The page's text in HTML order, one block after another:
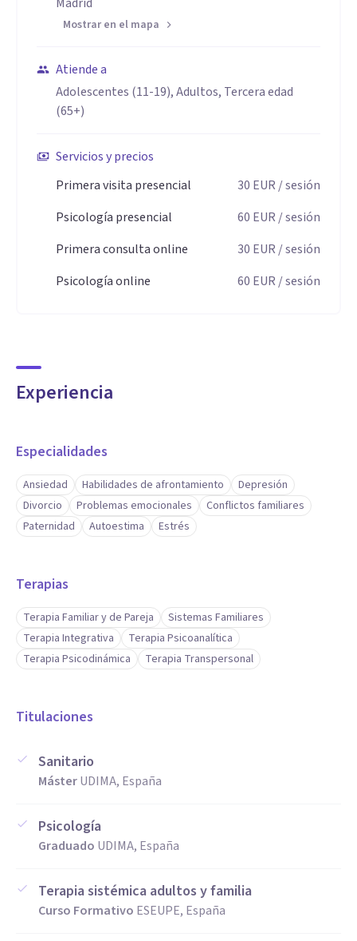
otro se siente visto y comprendido. Me interesa lo que
al silencio, a la escucha profunda y a los matices
emocionales.
entre lo que pienso, siento y hago, tanto en lo profesional
como en lo personal. Me implico con honestidad en los
procesos terapéuticos, confiando en el potencial de
Mostrar en el mapa
Atiende a
Adolescentes (11-19), Adultos, Tercera edad
(65+)
Servicios y precios
Primera visita presencial
30 EUR / sesión
Psicología presencial
60 EUR / sesión
Primera consulta online
30 EUR / sesión
Psicología online
60 EUR / sesión
Experiencia
Especialidades
Ansiedad Habilidades de afrontamiento
Depresión
Divorcio
Problemas emocionales
Conflictos familiares
Paternidad
Autoestima Estrés
Terapias
Terapia Familiar y de Pareja
Sistemas Familiares
Terapia Integrativa
Terapia Psicoanalítica
Terapia Psicodinámica
Terapia Transpersonal
Titulaciones
Sanitario
MásterUDIMA, España
Psicología
Graduado UDIMA, España
Terapia sistémica adultos y familia
Curso Formativo ESEUPE, España